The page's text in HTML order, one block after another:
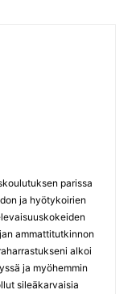
parissa
ja hyötykoirien
ammattitutkinnon
alkoi
ja myöhemmin
sileäkarvaisia